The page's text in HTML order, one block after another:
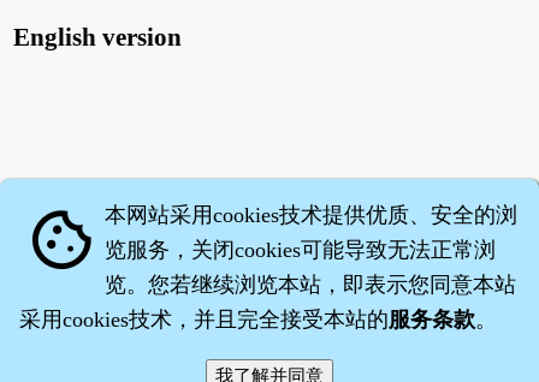
English version
cookie 本网站采用cookies技术提供优质、安全的浏
览服务，关闭cookies可能导致无法正常浏
览。您若继续浏览本站，即表示您同意本站
采用cookies技术，并且完全接受本站的服务条款。